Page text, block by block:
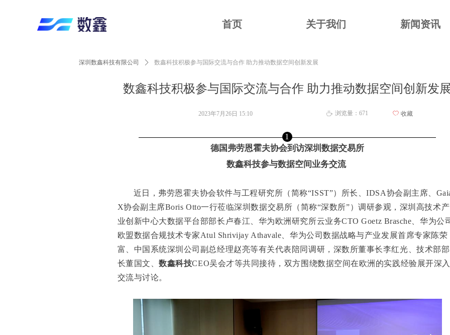
首页 关于我们 新闻资讯
数鑫科技积极参与国际交流与合作 助力推动数据空间创新发
深圳数鑫科技有限公司 ꄲ 数鑫科技积极参与国际交流与合作 助力推动数据空间创新发展
1
德国弗劳恩霍夫协会到访深圳数据交易所
数鑫科技参与数据空间业务交流
近日，弗劳恩霍夫协会软件与工程研究所（简称“ISST”）所长、IDSA协会副主席、
X协会副主席Boris Otto一行莅临深圳数据交易所（简称“深数所”）调研参观，深圳高技术产
业创新中心大数据平台部部长卢春江、华为欧洲研究所云业务CTO Goetz Brasche、华为公
欧盟数据合规技术专家Atul Shrivijay Athavale、华为公司数据战略与产业发展首席专家陈荣
富、中国系统深圳公司副总经理赵亮等有关代表陪同调研，深数所董事长李红光、技术部部
长董国文、数鑫科技CEO吴会才等共同接待，双方围绕数据空间在欧洲的实践经验展开深入
交流与讨论。
2023年7月26日 15:10 ꄘ 浏览量： 671 ꄀ 收藏